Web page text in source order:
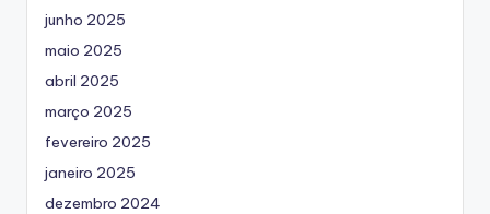
junho 2025
maio 2025
abril 2025
março 2025
fevereiro 2025
janeiro 2025
dezembro 2024